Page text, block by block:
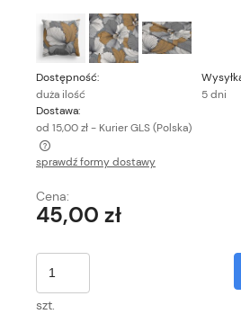
Dostępność:
duża ilość
5 dni
Dostawa:
od 15,00 zł- Kurier GLS(Polska)
Cena nie zawiera ewentualnych
sprawdź formy dostawy
Cena:
45,00 zł
szt.